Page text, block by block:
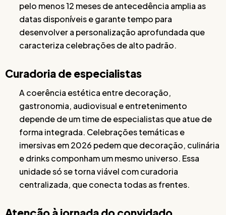
pelo menos 12 meses de antecedência amplia as
datas disponíveis e garante tempo para
desenvolver a personalização aprofundada que
caracteriza celebrações de alto padrão.
Curadoria de especialistas
A coerência estética entre decoração,
gastronomia, audiovisual e entretenimento
depende de um time de especialistas que atue de
forma integrada. Celebrações temáticas e
imersivas em 2026 pedem que decoração, culinária
e drinks componham um mesmo universo. Essa
unidade só se torna viável com curadoria
centralizada, que conecta todas as frentes.